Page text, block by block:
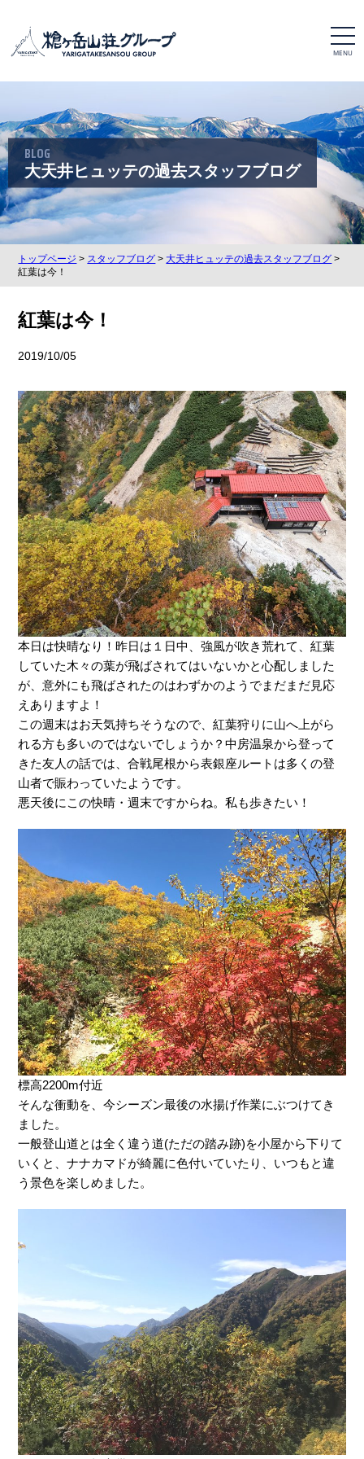
t
o
g
l
n
a
v
g
a
o
n
BLOG
大天井ヒュッテの過去スタッフブログ
トップページ > スタッフブログ > 大天井ヒュッテの過去スタッフブログ >
紅葉は今！
紅葉は今！
2019/10/05
本日は快晴なり！昨日は１日中、強風が吹き荒れて、紅葉
していた木々の葉が飛ばされてはいないかと心配しました
が、意外にも飛ばされたのはわずかのようでまだまだ見応
えありますよ！
この週末はお天気持ちそうなので、紅葉狩りに山へ上がら
れる方も多いのではないでしょうか？中房温泉から登って
きた友人の話では、合戦尾根から表銀座ルートは多くの登
山者で賑わっていたようです。
悪天後にこの快晴・週末ですからね。私も歩きたい！
標高2200m付近
そんな衝動を、今シーズン最後の水揚げ作業にぶつけてき
ました。
一般登山道とは全く違う道(ただの踏み跡)を小屋から下りて
いくと、ナナカマドが綺麗に色付いていたり、いつもと違
う景色を楽しめました。